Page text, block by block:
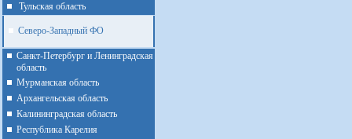
Тульская область
Северо-Западный ФО
Санкт-Петербург и Ленинградская
область
Мурманская область
Архангельская область
Калининградская область
Республика Карелия